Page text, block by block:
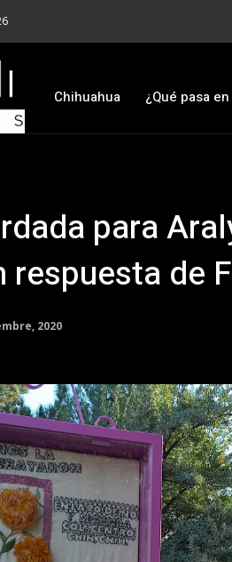
Chihuahua ¿Qué pasa
para
respuesta de
2020